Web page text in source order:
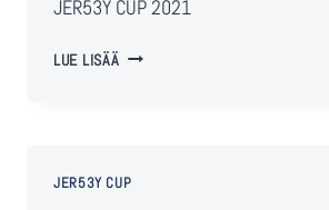
JER53Y CUP 2021
LUE LISÄÄ
JER53Y CUP